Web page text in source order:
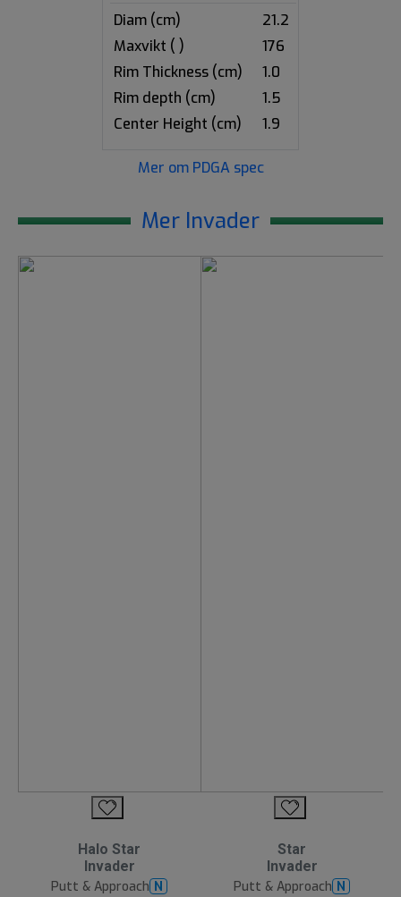
Diam (cm)
21.2
Maxvikt ( )
176
Rim Thickness (cm)
1.0
Rim depth (cm)
1.5
Center Height (cm)
1.9
Mer om PDGA spec
Mer Invader
Halo Star
Invader
Putt & Approach N
Star
Invader
Putt & Approach N